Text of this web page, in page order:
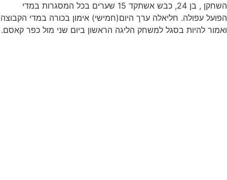
השחקן , בן 24, כבש אשתקד 15 שערים בכל המסגרות במדי
הפועל עפולה. חליאלה ערך היום(חמישי) אימון בכורה במדי הקבוצה
ואמור להיות בסגל למשחק הליגה הראשון ביום שני מול כפר קאסם.